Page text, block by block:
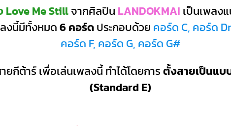
Love Me Stillจากศิลปิน LANDOKMAI เป็นเพลง
งนี้มีทั้งหมด6 คอร์ดประกอบด้วย คอร์ด C, คอร์ด
คอร์ด F, คอร์ด G, คอร์ด G#
ยกีต้าร์ เพื่อเล่นเพลงนี้ ทำได้โดยการตั้งสายเป็นแบ
(Standard E)